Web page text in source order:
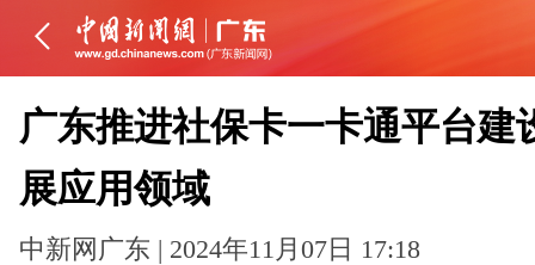
广东推进社保卡一卡通平台建
展应用领域
中新网广东 | 2024年11月07日 17:18